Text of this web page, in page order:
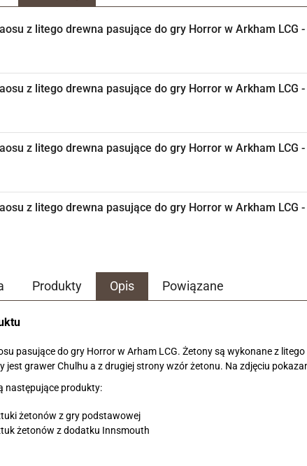
z litego drewna pasujące do gry Horror w Arkham LCG
z litego drewna pasujące do gry Horror w Arkham LCG
z litego drewna pasujące do gry Horror w Arkham LCG
z litego drewna pasujące do gry Horror w Arkham LCG
Produkty Opis Powiązane
pasujące do gry Horror w Arham LCG. Żetony są wykonane z
jest grawer Chulhu a z drugiej strony wzór żetonu. Na zdjęciu
następujące produkty:
żetonów z gry podstawowej
żetonów z dodatku Innsmouth